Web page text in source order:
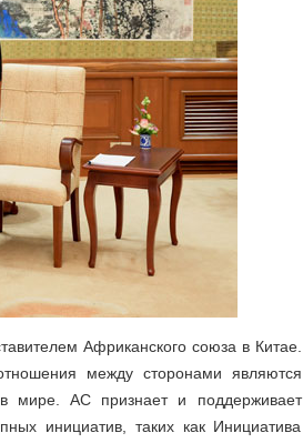
Африканского союза в Китае.
между сторонами являются
мире. АС признает и поддерживает
инициатив, таких как Инициатива